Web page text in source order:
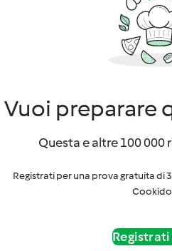
Vuoi preparare
Questa e altre 100
Registrati per una prova gratuita di